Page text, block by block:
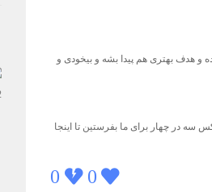
و هدف بهتری هم پیدا بشه و بیخودی و
سه در چهار برای ما بفرستین تا اینجا
0
0